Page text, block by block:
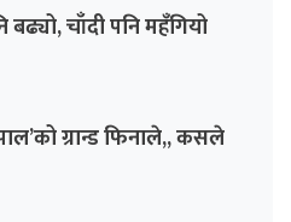
चाँदी पनि महँगियो
ग्रान्ड फिनाले,, कसले